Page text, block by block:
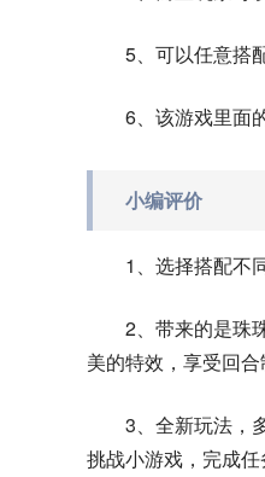
5、可以任意搭
6、该游戏里面
小编评价
1、选择搭配不
2、带来的是珠
美的特效，享受回
3、全新玩法，
挑战小游戏，完成